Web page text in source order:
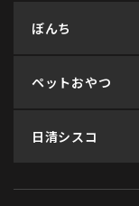
ぼんち
ペットおやつ
日清シスコ